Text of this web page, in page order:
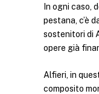
In ogni caso,
pestana, c’è
sostenitori di
opere già
Alfieri, in
composito